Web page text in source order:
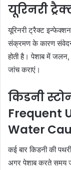
यूरिनरी
यूरिनरी ट्रैक्ट
संक्रमण के कारण
होती है। पेशाब में
जांच कराएं।
किडनी
Frequent
Water
कई बार किडनी की
अगर पेशाब करते समय